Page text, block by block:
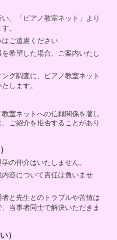
、「ピアノ教室ネット」より
。
ご遠慮ください
希望した場合、ご案内いたし
グ調査に、ピアノ教室ネット
します。
室ネットへの信頼関係を著し
ご紹介を拒否することがあり
の仲介はいたしません。
容について責任は負いませ
と先生とのトラブルや苦情は
当事者同士で解決いただきま
）